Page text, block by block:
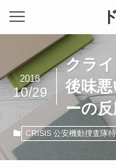
クラ
後味
ーの
2018
10/29
CRISIS 公安機動捜査隊